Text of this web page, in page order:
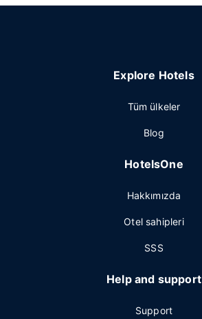
Explore Hotels
Tüm ülkeler
Blog
HotelsOne
Hakkımızda
Otel sahipleri
SSS
Help and support
Support